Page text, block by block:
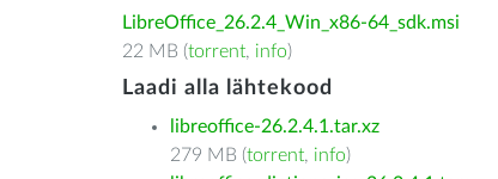
LibreOffice_26.2.4_Win_x86-64_sdk.msi
22 MB (torrent, info)
Laadi alla lähtekood
libreoffice-26.2.4.1.tar.xz
279 MB (torrent, info)